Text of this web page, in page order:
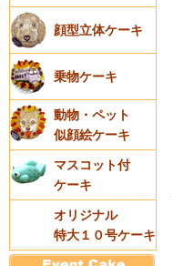
顔型立体ケーキ
乗物ケーキ
動物・ペット
似顔絵ケーキ
マスコット付
ケーキ
オリジナル
特大１０号ケーキ